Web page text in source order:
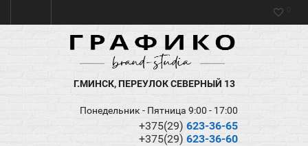
Г.МИНСК, ПЕРЕУЛОК СЕВЕРНЫЙ 13
Понедельник - Пятница 9:00 - 17:00
+375(29) 623-36-65
+375(29) 623-36-60